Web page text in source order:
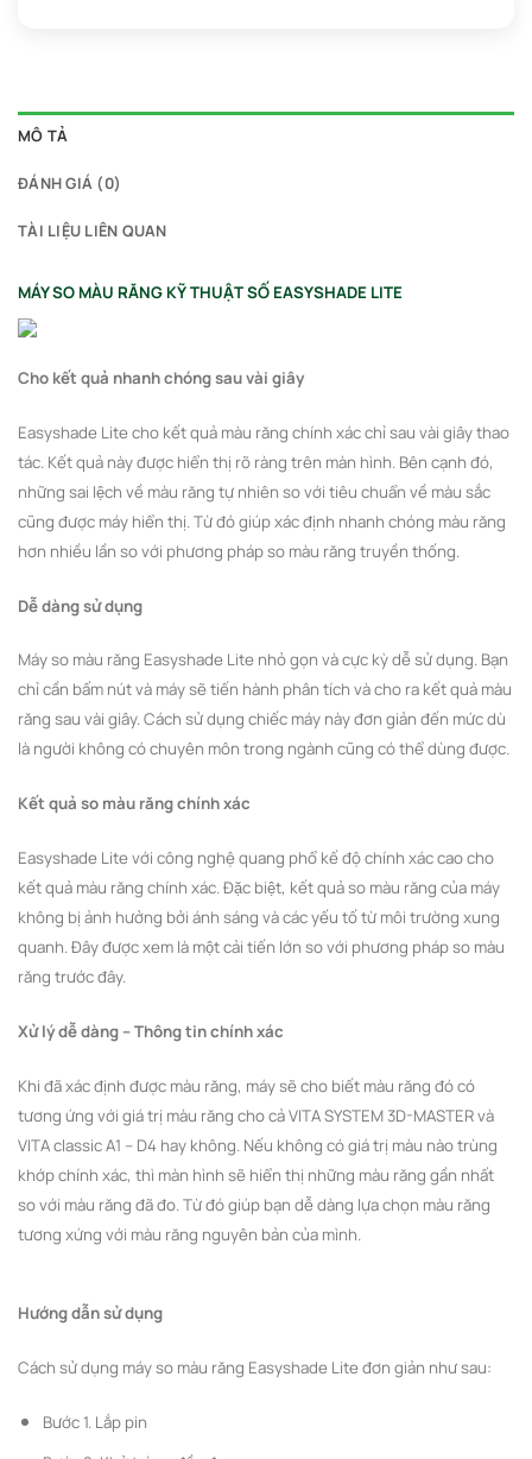
MÔ TẢ
ĐÁNH GIÁ (0)
TÀI LIỆU LIÊN QUAN
MÁY SO MÀU RĂNG KỸ THUẬT SỐ EASYSHADE LITE
Cho kết quả nhanh chóng sau vài giây
Easyshade Lite cho kết quả màu răng chính xác chỉ sau vài giây thao
tác. Kết quả này được hiển thị rõ ràng trên màn hình. Bên cạnh đó,
những sai lệch về màu răng tự nhiên so với tiêu chuẩn về màu sắc
cũng được máy hiển thị. Từ đó giúp xác định nhanh chóng màu răng
hơn nhiều lần so với phương pháp so màu răng truyền thống.
Dễ dàng sử dụng
Máy so màu răng Easyshade Lite nhỏ gọn và cực kỳ dễ sử dụng. Bạn
chỉ cần bấm nút và máy sẽ tiến hành phân tích và cho ra kết quả màu
răng sau vài giây. Cách sử dụng chiếc máy này đơn giản đến mức dù
là người không có chuyên môn trong ngành cũng có thể dùng được.
Kết quả so màu răng chính xác
Easyshade Lite với công nghệ quang phổ kế độ chính xác cao cho
kết quả màu răng chính xác. Đặc biệt, kết quả so màu răng của máy
không bị ảnh hưởng bởi ánh sáng và các yếu tố từ môi trường xung
quanh. Đây được xem là một cải tiến lớn so với phương pháp so màu
răng trước đây.
Xử lý dễ dàng – Thông tin chính xác
Khi đã xác định được màu răng, máy sẽ cho biết màu răng đó có
tương ứng với giá trị màu răng cho cả VITA SYSTEM 3D-MASTER và
VITA classic A1 – D4 hay không. Nếu không có giá trị màu nào trùng
khớp chính xác, thì màn hình sẽ hiển thị những màu răng gần nhất
so với màu răng đã đo. Từ đó giúp bạn dễ dàng lựa chọn màu răng
tương xứng với màu răng nguyên bản của mình.
Hướng dẫn sử dụng
Cách sử dụng máy so màu răng Easyshade Lite đơn giản như sau:
Bước 1. Lắp pin